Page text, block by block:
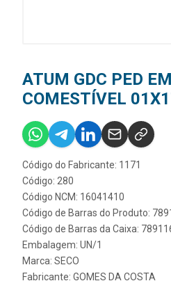
ATUM GDC PED
COMESTÍVEL
Código do Fabricante: 1171
Código: 280
Código NCM: 16041410
Código de Barras do Produto:
Código de Barras da Caixa:
Embalagem: UN/1
Marca: SECO
Fabricante: GOMES DA COSTA